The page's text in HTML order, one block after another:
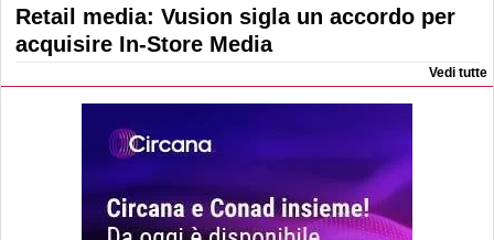
Retail media: Vusion sigla un accordo per
acquisire In-Store Media
Vedi tutte